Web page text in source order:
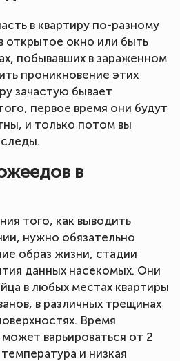
в квартиру по-разному
открытое окно или быть
побывавших в зараженном
проникновение этих
зачастую бывает
первое время они будут
и только потом вы
следы.
в
того, как выводить
нужно обязательно
образ жизни, стадии
данных насекомых. Они
в любых местах квартиры
в различных трещинах
Время
варьироваться от 2
и низкая